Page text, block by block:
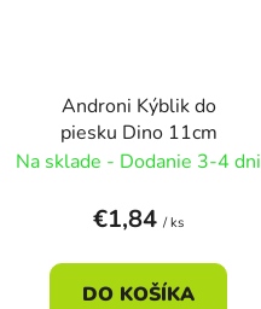
Androni Kýblik do
piesku Dino 11cm
Na sklade - Dodanie 3-4 dni
€1,84 / ks
DO KOŠÍKA